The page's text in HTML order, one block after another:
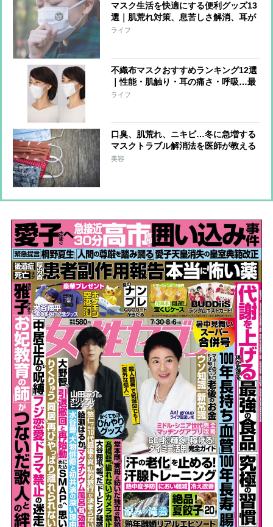
マスク生活を快適にする便利グッズ13
選｜肌荒れ対策、息苦しさ解消、耳が
痛くならないなど
ライフ
不織布マスクおすすめランキング12選
｜性能・肌触り・耳の痛さ・呼吸…最
強の1枚は!?
ライフ
口臭、肌荒れ、ニキビ…冬に急増する
マスクトラブル解消法を医師が教える
美容